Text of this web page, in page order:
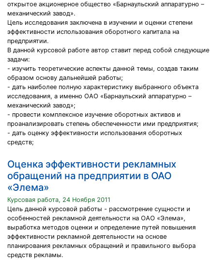
открытое акционерное общество «Барнаульский аппаратурно –
механический завод».
Цель исследования заключена в изучении и оценки степени
эффективности использования оборотного капитала на
предприятии.
В данной курсовой работе автор ставит перед собой следующие
задачи:
- изучить теоретические аспекты данной темы, создав таким
образом основу дальнейшей работы;
- дать наиболее полную характеристику выбранного объекта
исследования, а именно ОАО «Барнаульский аппаратурно –
механический завод»;
- провести комплексное изучение оборотных активов и
проанализировать степень обеспеченности ими предприятия;
- дать оценку эффективности использования оборотных
средств;
Оценка эффективности рекламных
обращений на предприятии в ОАО
«Элема»
Курсовая работа, 24 Ноября 2011
Цель данной курсовой работы - рассмотрение сущности и
особенностей рекламной деятельности на ОАО «Элема»,
выработка методов оценки и определение путей повышения
эффективности рекламной деятельности на основе
планирования рекламных обращений и правильного выбора
средств рекламы.